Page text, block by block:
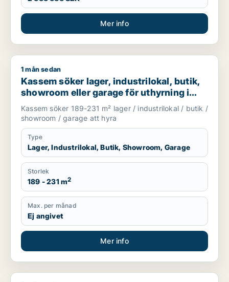
Mer info
Kassem söker lager, industrilokal, butik, showroom eller
1 mån sedan
Kassem söker lager, industrilokal, butik,
showroom eller garage för uthyrning i
Upplands Väsby, Vallentuna eller
Upplands-Bro m.fl.
Kassem söker 189-231 m² lager / industrilokal / butik /
showroom / garage att hyra
Type
Lager, Industrilokal, Butik, Showroom, Garage
Storlek
189 - 231 m2
Max. per månad
Ej angivet
Mer info